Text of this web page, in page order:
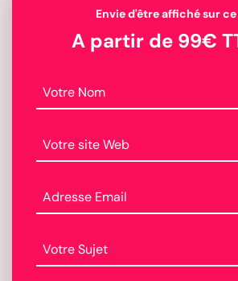
Envie d'être affiché sur
A partir de 99€